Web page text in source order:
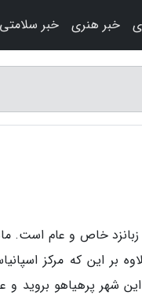
زبانزد خاص و عام است.
بر این که مرکز
شهر پرهیاهو بروید و
خبر هنری خبر سلامتی